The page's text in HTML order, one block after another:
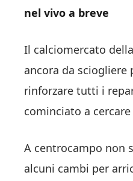
nel vivo a breve
Il calciomercato
ancora da sciogliere
rinforzare tutti i
cominciato a
A centrocampo non
alcuni cambi per